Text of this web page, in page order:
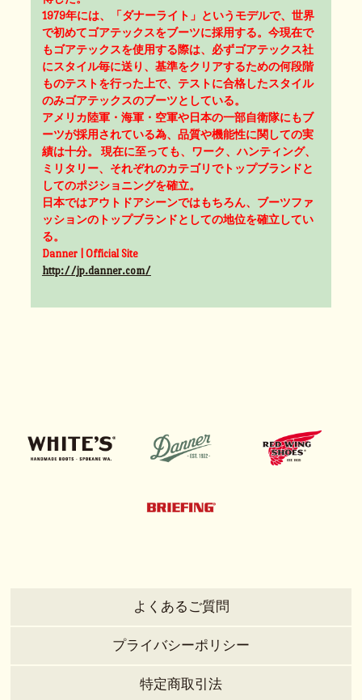
1979年には、「ダナーライト」というモデルで、世界
で初めてゴアテックスをブーツに採用する。今現在で
もゴアテックスを使用する際は、必ずゴアテックス社
にスタイル毎に送り、基準をクリアするための何段階
ものテストを行った上で、テストに合格したスタイル
のみゴアテックスのブーツとしている。
アメリカ陸軍・海軍・空軍や日本の一部自衛隊にもブ
ーツが採用されている為、品質や機能性に関しての実
績は十分。 現在に至っても、ワーク、ハンティング、
ミリタリー、それぞれのカテゴリでトップブランドと
してのポジショニングを確立。
日本ではアウトドアシーンではもちろん、ブーツファ
ッションのトップブランドとしての地位を確立してい
る。
Danner | Official Site
http://jp.danner.com/
よくあるご質問
プライバシーポリシー
特定商取引法